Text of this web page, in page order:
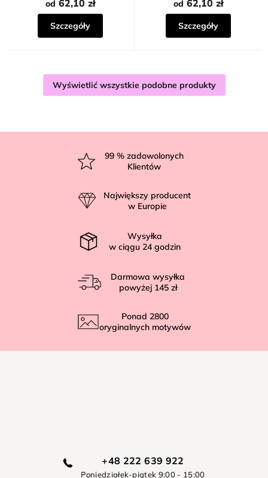
od 62,10 zł
Szczegóły
od 62,10 zł
Szczegóły
Wyświetlić wszystkie podobne produkty
99 % zadowolonych
Klientów
Największy producent
w Europie
Wysyłka
w ciągu 24 godzin
Darmowa wysyłka
powyżej 145 zł
Ponad 2800
oryginalnych motywów
+48 222 639 922
Poniedziałek-piątek 9:00 - 15:00